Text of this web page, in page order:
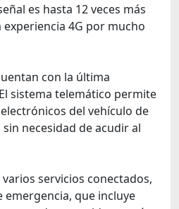
es hasta 12 veces más
4G por mucho
con la última
sistema telemático permite
del vehículo de
necesidad de acudir al
servicios conectados,
emergencia, que incluye